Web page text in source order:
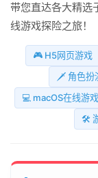
带您直达各大精选
线游戏探险之旅！
🎮 H5网页游戏
🗡️ 角色扮
💻 macOS在线游戏
🛠️